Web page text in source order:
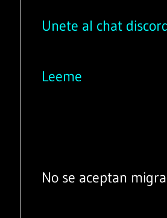
Unete al chat
Leeme
No se aceptan